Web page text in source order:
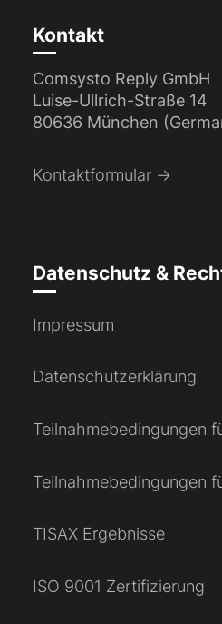
Kontakt
Comsysto Reply GmbH
Luise-Ullrich-Straße 14
80636 München
Kontaktformular →
Datenschutz &
Impressum
Datenschutzerklärung
Teilnahmebedingungen
Teilnahmebedingungen
TISAX Ergebnisse
ISO 9001 Zertifizierung